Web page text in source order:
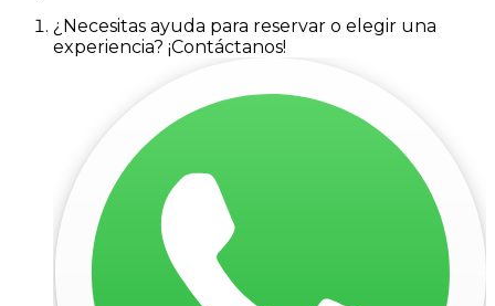
¿Necesitas ayuda para reservar o elegir una
experiencia? ¡Contáctanos!